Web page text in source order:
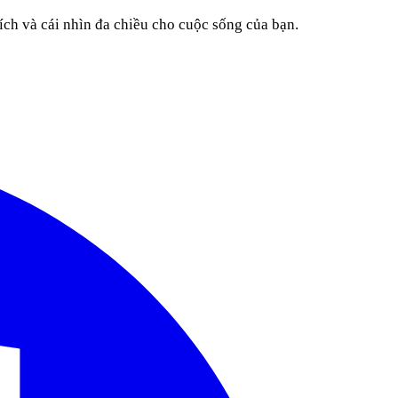
và cái nhìn đa chiều cho cuộc sống của bạn.